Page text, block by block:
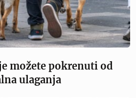
možete pokrenuti od
ulaganja